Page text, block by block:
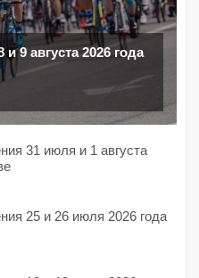
9 августа 2026 года
31 июля и 1 августа
25 и 26 июля 2026 года